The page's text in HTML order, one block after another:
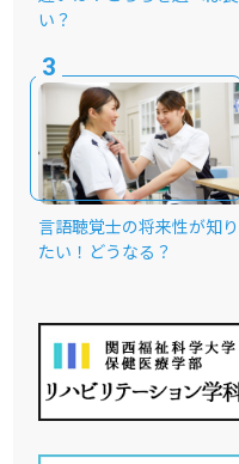
い？
言語聴覚士の将来性が知り
たい！どうなる？